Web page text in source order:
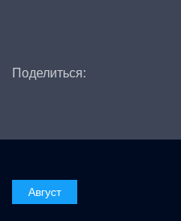
Поделиться:
Август